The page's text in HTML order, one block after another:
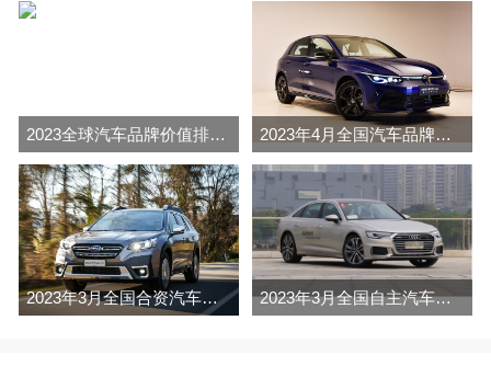
2023全球汽车品牌价值排行榜（Brand Finance 2023年4月全国汽车品牌销量排行榜完整版
2023年3月全国合资汽车品牌销量排行榜完整版 2023年3月全国自主汽车品牌销量排行榜完整版